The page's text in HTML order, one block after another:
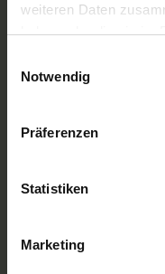
weiteren Daten
haben oder die sie im
Notwendig
Präferenzen
Statistiken
Marketing
Flussreise Osteuropa
Asien Flusskreuzfahrten
Nilkreuzfahrt
MS Alina
MS Anesha
MS Elegant Lady
TOP Themen